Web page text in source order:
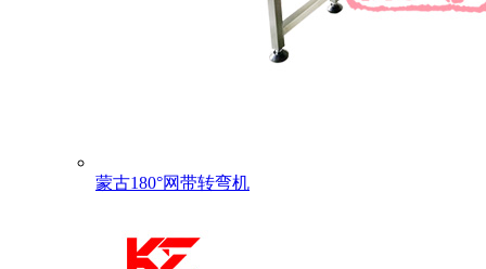
蒙古180°网带转弯机